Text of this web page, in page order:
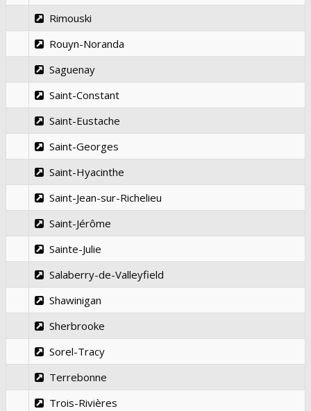
Rimouski
Rouyn-Noranda
Saguenay
Saint-Constant
Saint-Eustache
Saint-Georges
Saint-Hyacinthe
Saint-Jean-sur-Richelieu
Saint-Jérôme
Sainte-Julie
Salaberry-de-Valleyfield
Shawinigan
Sherbrooke
Sorel-Tracy
Terrebonne
Trois-Rivières